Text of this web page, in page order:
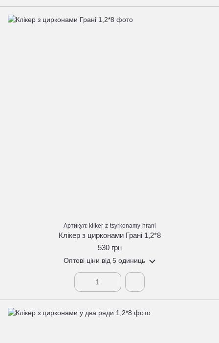
Артикул: kliker-z-tsyrkonamy-hrani
Клікер з цирконами Грані 1,2*8
530 грн
Оптові ціни від 5 одиниць